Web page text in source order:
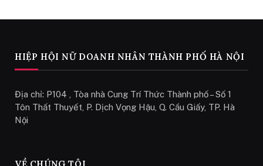
HIỆP HỘI NỮ DOANH NHÂN THÀNH PHỐ HÀ NỘI
Địa chỉ: P104 , Tòa nhà Cung Trí Thức Thành phố – Số 1
Tôn Thất Thuyết, P. Dịch Vọng Hậu, Q. Cầu Giấy, TP. Hà
Nội
VỀ CHÚNG TÔI